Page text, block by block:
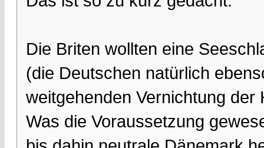
Die Briten wollten eine
(die Deutschen natürlich
weitgehenden Vernichtung der
Was die Voraussetzung